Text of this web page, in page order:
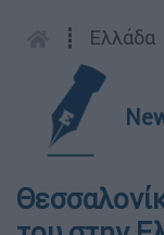
┋ Ελλάδα